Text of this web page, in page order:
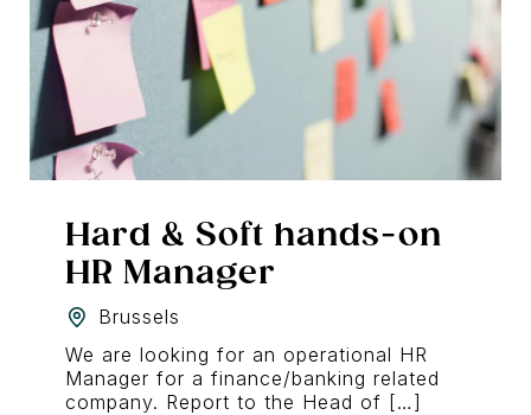
Hard & Soft hands-on
HR Manager
Brussels
We are looking for an operational HR
Manager for a finance/banking related
company. Report to the Head of […]